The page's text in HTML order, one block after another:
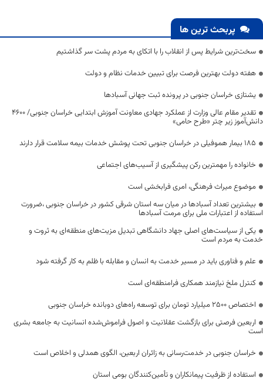
پربحث ترین ها
سخت‌ترین شرایط پس از انقلاب را با اتکای به مردم پشت سر گذاشتیم
هفته دولت بهترین فرصت برای تبیین خدمات نظام و دولت
یشتازی خراسان جنوبی در پرونده ثبت جهانی آسبادها
تقدیر مقام عالی وزارت از عملکرد جهادی معاونت آموزش ابتدایی خراسان جنوبی/ ۴۶۰۰
دانش‌آموز زیر چتر «طرح حامی»
۱۸۵ بیمار هموفیلی در خراسان جنوبی تحت پوشش خدمات بیمه سلامت قرار دارند
خانواده را مهمترین رکن پیشگیری از آسیب‌های اجتماعی
موضوع میراث فرهنگی، امری فرابخشی است
بیشترین تعداد آسبادها در میان سه استان شرقی کشور در خراسان جنوبی ،ضرورت
استفاده از اعتبارات ملی برای مرمت آسبادها
یکی از سیاست‌های اصلی جهاد دانشگاهی تبدیل مزیت‌های منطقه‌ای به ثروت و
خدمت به مردم است
علم و فناوری باید در مسیر خدمت به انسان و مقابله با ظلم به کار گرفته شود
کنترل ملخ نیازمند همکاری فرامنطقه‌ای است
اختصاص 2500 میلیارد تومان برای توسعه راه‌های دوبانده خراسان جنوبی
اربعین فرصتی برای بازگشت عقلانیت و اصول فراموش‌شده انسانیت به جامعه بشری
است
خراسان جنوبی در خدمت‌رسانی به زائران اربعین، الگوی همدلی و اخلاص است
استفاده از ظرفیت پیمانکاران و تأمین‌کنندگان بومی استان